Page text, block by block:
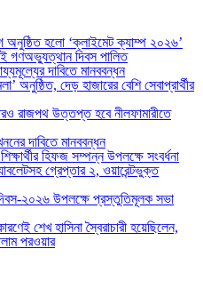
অনুষ্ঠিত হলো ‘ক্লাইমেট ক্যাম্প ২০২৬’
গণঅভ্যুত্থান দিবস পালিত
দাবিতে মানববন্ধন
অনুষ্ঠিত, দেড় হাজারের বেশি সেবাপ্রার্থীর
রাজপথ উত্তপ্ত হবে নীলফামারীতে
দাবিতে মানববন্ধন
হিফজ সম্পন্ন উপলক্ষে সংবর্ধনা
গ্রেপ্তার ২, ওয়ারেন্টভুক্ত
২০২৬ উপলক্ষে প্রস্তুতিমূলক সভা
শেখ হাসিনা স্বৈরাচারী হয়েছিলেন,
পরওয়ার